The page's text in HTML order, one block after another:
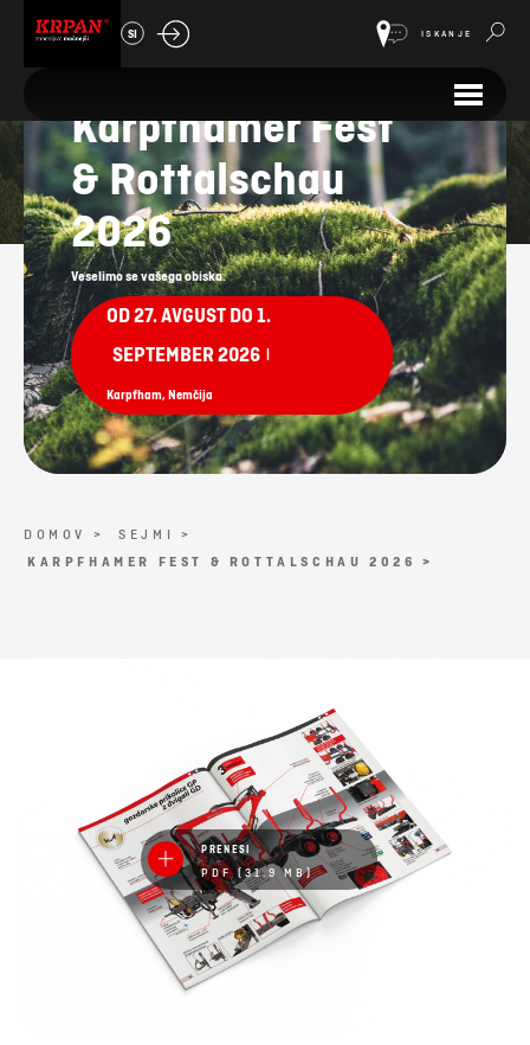
SI ISKANJE
Sejmi
Karpfhamer Fest
& Rottalschau
2026
Veselimo se vašega obiska.
OD 27. AVGUST DO 1.
SEPTEMBER 2026
Karpfham, Nemčija
DOMOV >
SEJMI >
KARPFHAMER FEST & ROTTALSCHAU 2026 >
PRENESI
PDF (31.9 MB)